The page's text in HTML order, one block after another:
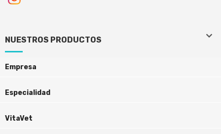
keyboard_arrow_down
NUESTROS PRODUCTOS
Empresa
Especialidad
keyboard_arrow_down
VitaVet